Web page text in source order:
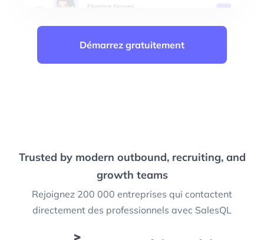
Démarrez gratuitement
Trusted by modern outbound, recruiting, and
growth teams
Rejoignez 200 000 entreprises qui contactent
directement des professionnels avec SalesQL